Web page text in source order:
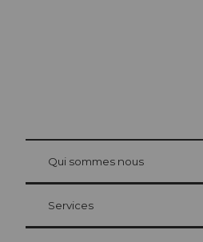
Carte d’hôte Lucerne
Vos avantages en tant qu'hôte pour la nuit
at Bre
Qui sommes nous
Services